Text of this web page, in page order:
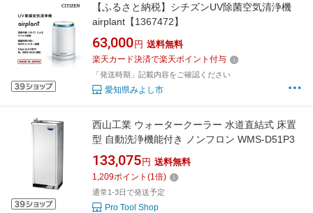
【ふるさと納税】シチズンUV除菌空気清浄機
airplant【1367472】
63,000 円 送料無料
楽天カード決済で楽天ポイント付与
「発送時期」記載内容をご確認ください
愛知県みよし市
西山工業 ウォータークーラー 水道直結式 床置
型 自動洗浄機能付き ノンフロン WMS-D51P3
133,075 円 送料無料
1,209ポイント (1 倍)
通常1-3日で発送予定
Pro Tool Shop